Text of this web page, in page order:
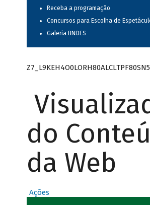
Receba a programação
Concursos para Escolha de
Galeria BNDES
Z7_L9KEH4O0LORH80ALCLTPF80SN5
do
da Web
Ações